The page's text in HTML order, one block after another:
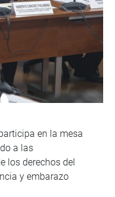
en la mesa
a las
los derechos del
y embarazo